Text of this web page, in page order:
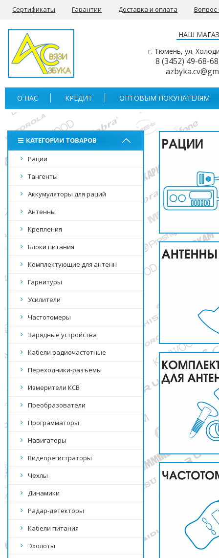
Сертификаты Гарантии Доставка и оплата
НАШ
г. Тюмень, ул.
8 (3452) 49-68-68
О НАС КРЕДИТ ОПТОВЫМ ПОКУПАТЕЛЯМ
КАТЕГОРИИ ТОВАРОВ
Рации
Тангенты
Аккумуляторы для раций
Антенны
Крепления
Блоки питания
Комплектующие для антенн
Гарнитуры
Усилители
Частотомеры
Зарядные устройства
Кабели радиочастотные
Переходники-разъемы
Измерители КСВ
Преобразователи
Программаторы
Навигаторы
Видеорегистраторы
Чехлы
Динамики
Радар-детекторы
Кабели питания
Эхолоты